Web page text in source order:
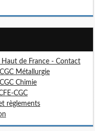
Haut de France - Contact
Métallurgie
Chimie
CGC
règlements